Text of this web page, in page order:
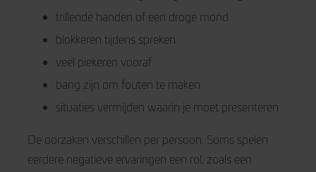
trillende handen of een droge mond
blokkeren tijdens spreken
veel piekeren vooraf
bang zijn om fouten te maken
situaties vermijden waarin je moet presenteren
De oorzaken verschillen per persoon. Soms spelen
eerdere negatieve ervaringen een rol, zoals een